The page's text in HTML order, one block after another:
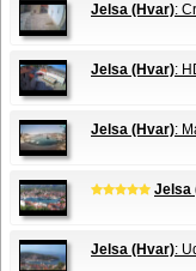
Jelsa (Hvar):
Jelsa (Hvar):
Jelsa (Hvar):
Jelsa
Jelsa (Hvar):